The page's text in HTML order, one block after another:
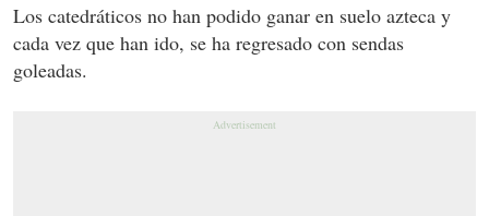
Los catedráticos no han podido ganar en suelo azteca y
cada vez que han ido, se ha regresado con sendas
goleadas.